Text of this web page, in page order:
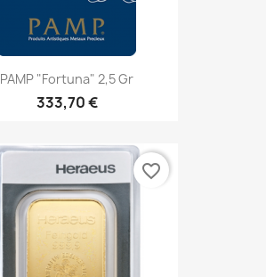
PAMP "Fortuna" 2,5 Gr
333,70 €
favorite_border